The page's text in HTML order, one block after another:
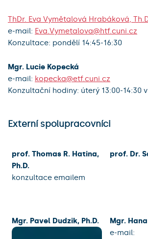
ThDr. Eva Vymětalová Hrabáková,
e-mail: Eva.Vymetalova@htf.cuni.cz
Konzultace: pondělí 14:45-16:30
Mgr. Lucie Kopecká
e-mail: kopecka@etf.cuni.cz
Konzultační hodiny: úterý 13:00-14:30
Externí spolupracovníci
prof. Thomas R. Hatina,
Ph.D.
konzultace emailem
prof. Dr.
Mgr. Pavel Dudzik, Ph.D.
Mgr.
e-mail: